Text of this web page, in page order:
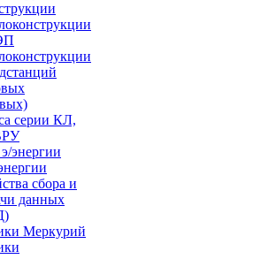
серии КЛ,
сбора и
данных
Меркурий